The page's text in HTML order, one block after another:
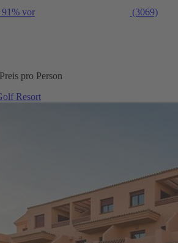
vor
(3069)
Preis pro Person
Resort